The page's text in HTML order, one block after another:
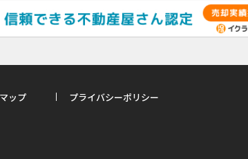
ップ プライバシーポリシー